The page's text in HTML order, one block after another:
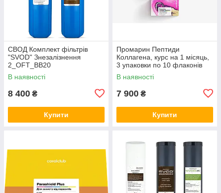
СВОД Комплект фільтрів
"SVOD" Знезалізнення
2_OFT_BB20
В наявності
8 400 ₴
Купити
Промарин Пептиди
Коллагена, курс на 1 місяць,
3 упаковки по 10 флаконів
В наявності
7 900 ₴
Купити